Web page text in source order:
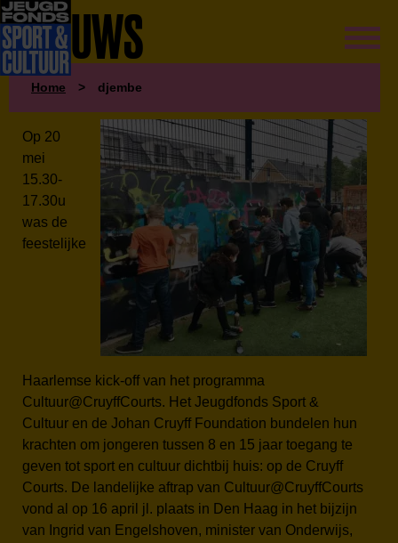
NIEUWS
Home > djembe
Op 20
mei
15.30-
17.30u
was de
feestelijke
Haarlemse kick-off van het programma
Cultuur@CruyffCourts. Het Jeugdfonds Sport &
Cultuur en de Johan Cruyff Foundation bundelen hun
krachten om jongeren tussen 8 en 15 jaar toegang te
geven tot sport en cultuur dichtbij huis: op de Cruyff
Courts. De landelijke aftrap van Cultuur@CruyffCourts
vond al op 16 april jl. plaats in Den Haag in het bijzijn
van Ingrid van Engelshoven, minister van Onderwijs,